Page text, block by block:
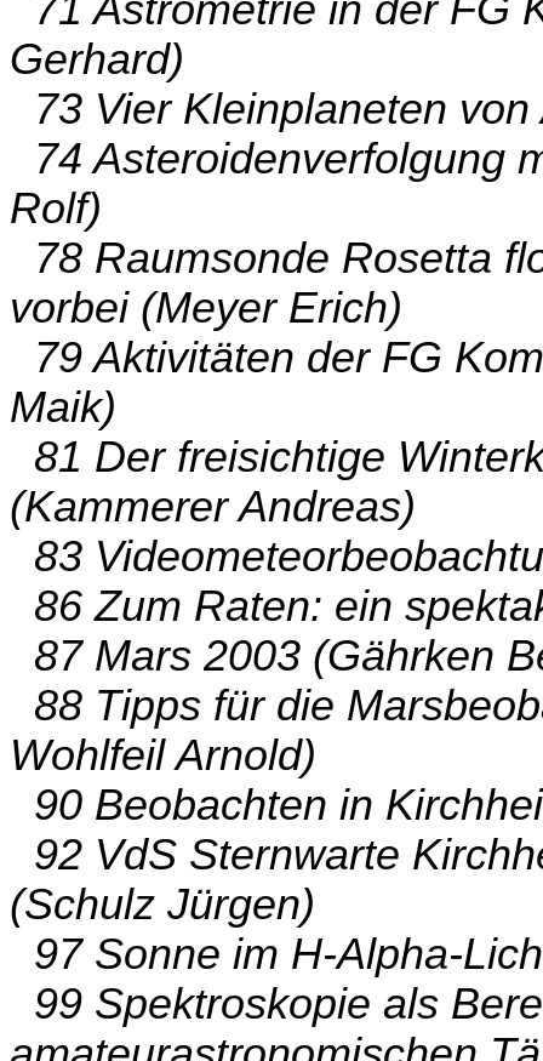
71 Astrometrie in der FG
Gerhard)
73 Vier Kleinplaneten
74 Asteroidenverfolgung
Rolf)
78 Raumsonde Rosetta
vorbei (Meyer Erich)
79 Aktivitäten der FG
Maik)
81 Der freisichtige
(Kammerer Andreas)
83
86 Zum Raten: ein
87 Mars 2003 (Gährken
88 Tipps für die
Wohlfeil Arnold)
90 Beobachten in
92 VdS Sternwarte
(Schulz Jürgen)
97 Sonne im H-Alpha-
99 Spektroskopie als